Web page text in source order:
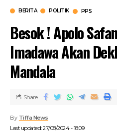
BERITA POLITIK PPS
Besok ! Apolo
Imadawa Akan
Mandala
Last updated: 27/08/2024 - 18:09
By Tiffa News
Share